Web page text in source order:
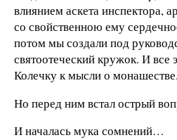
влиянием аскета инспектора,
со свойственною ему
потом мы создали под
святоотеческий кружок. И все
Колечку к мысли о монашестве.
Но перед ним встал острый
И началась мука сомнений…